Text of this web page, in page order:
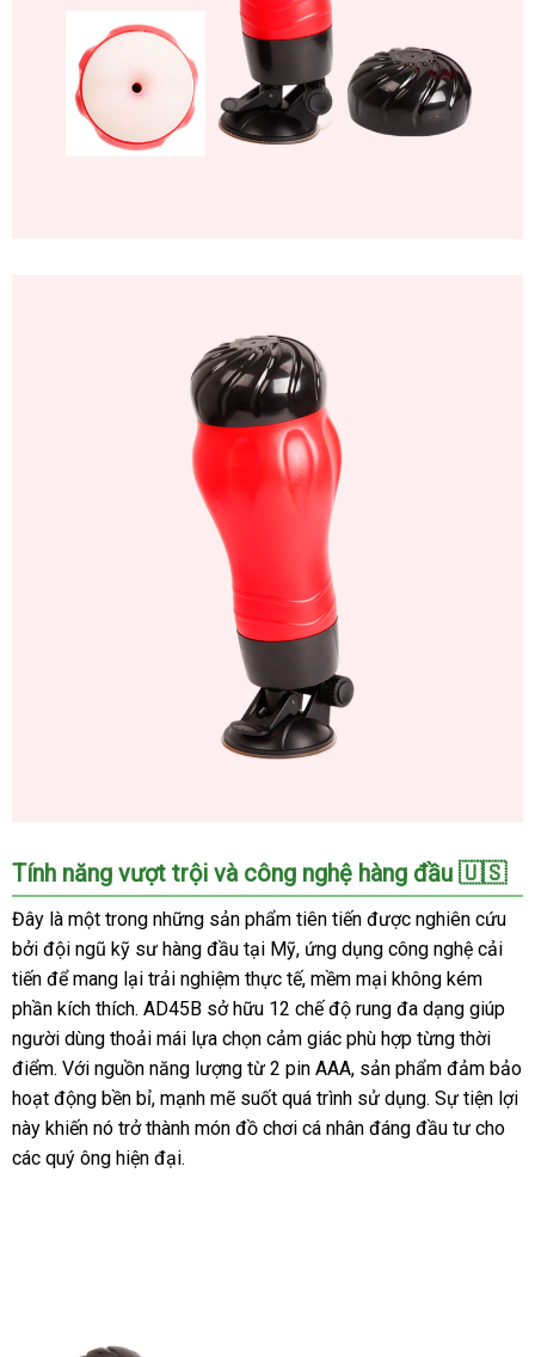
Cốc
Thủ
Dâm
Gắn
Tường
Rung
Siêu
Khít
Cho
Nam
AD45B
Tính năng vượt trội và công nghệ hàng đầu 🇺🇸
Đây là một trong những sản phẩm tiên tiến được nghiên cứu
bởi đội ngũ kỹ sư hàng đầu tại Mỹ, ứng dụng công nghệ cải
tiến để mang lại trải nghiệm thực tế, mềm mại không kém
phần kích thích. AD45B sở hữu 12 chế độ rung đa dạng giúp
người dùng thoải mái lựa chọn cảm giác phù hợp từng thời
điểm. Với nguồn năng lượng từ 2 pin AAA, sản phẩm đảm bảo
hoạt động bền bỉ, mạnh mẽ suốt quá trình sử dụng. Sự tiện lợi
này khiến nó trở thành món đồ chơi cá nhân đáng đầu tư cho
các quý ông hiện đại.